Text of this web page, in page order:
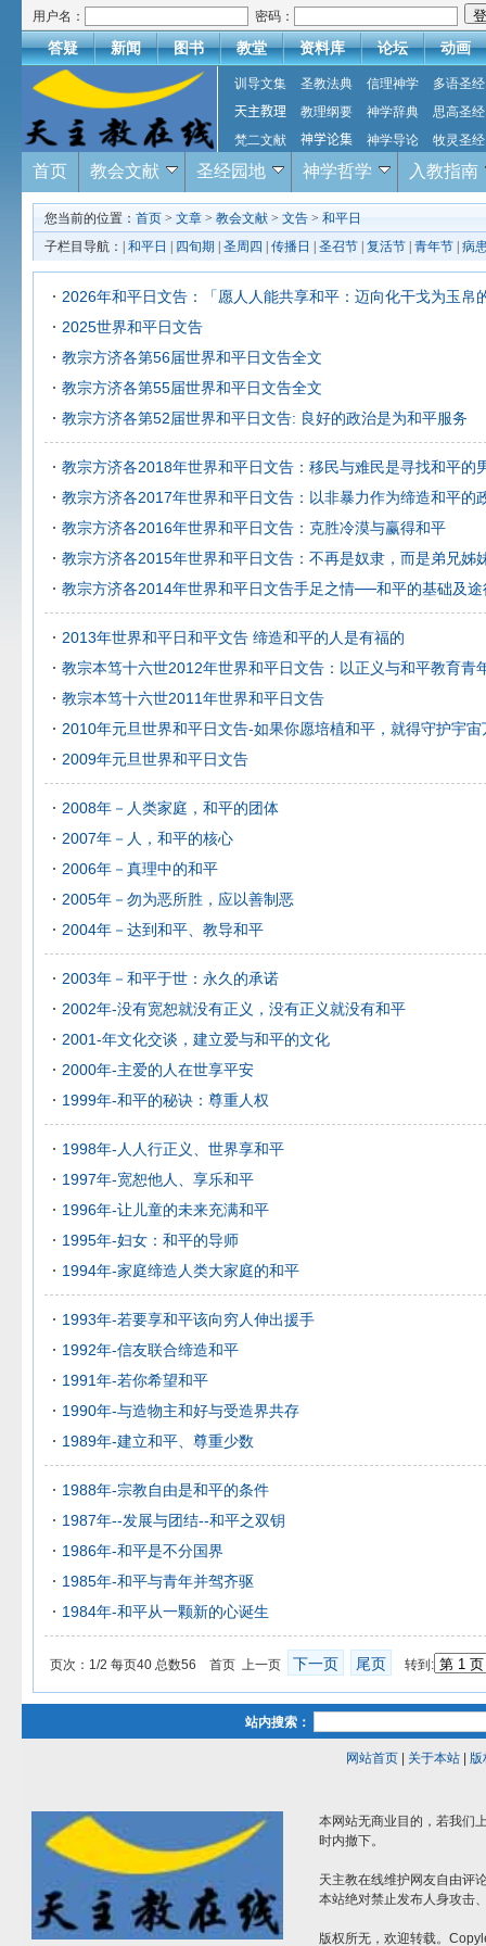
用户名： 密码：
答疑 新闻 图书 教堂 资料库 论坛 动画
训导文集 圣教法典 信理神学
多语圣经
天主教理
教理纲要 神学辞典
思高圣经
梵二文献
神学论集 神学导论 牧灵圣经
首页 教会文献 圣经园地 神学哲学 入教指南
您当前的位置： 首页 > 文章 > 教会文献 > 文告 > 和平日
子栏目导航：| 和平日 四旬期 圣周四 传播日 圣召节 复活节 青年节 病
2026年和平日文告：「愿人人能共享和平：迈向化干戈为玉帛
2025世界和平日文告
教宗方济各第56届世界和平日文告全文
教宗方济各第55届世界和平日文告全文
教宗方济各第52届世界和平日文告: 良好的政治是为和平服务
教宗方济各2018年世界和平日文告：移民与难民是寻找和平的
教宗方济各2017年世界和平日文告：以非暴力作为缔造和平的
教宗方济各2016年世界和平日文告：克胜冷漠与赢得和平
教宗方济各2015年世界和平日文告：不再是奴隶，而是弟兄姊
教宗方济各2014年世界和平日文告手足之情──和平的基础及途
2013年世界和平日和平文告 缔造和平的人是有福的
教宗本笃十六世2012年世界和平日文告：以正义与和平教育青
教宗本笃十六世2011年世界和平日文告
2010年元旦世界和平日文告-如果你愿培植和平，就得守护宇宙
2009年元旦世界和平日文告
2008年－人类家庭，和平的团体
2007年－人，和平的核心
2006年－真理中的和平
2005年－勿为恶所胜，应以善制恶
2004年－达到和平、教导和平
2003年－和平于世：永久的承诺
2002年-没有宽恕就没有正义，没有正义就没有和平
2001-年文化交谈，建立爱与和平的文化
2000年-主爱的人在世享平安
1999年-和平的秘诀：尊重人权
1998年-人人行正义、世界享和平
1997年-宽恕他人、享乐和平
1996年-让儿童的未来充满和平
1995年-妇女：和平的导师
1994年-家庭缔造人类大家庭的和平
1993年-若要享和平该向穷人伸出援手
1992年-信友联合缔造和平
1991年-若你希望和平
1990年-与造物主和好与受造界共存
1989年-建立和平、尊重少数
1988年-宗教自由是和平的条件
1987年--发展与团结--和平之双钥
1986年-和平是不分国界
1985年-和平与青年并驾齐驱
1984年-和平从一颗新的心诞生
页次：1/2 每页40 总数56 首页 上一页 下一页 尾页 转到:
站内搜索：
网站首页| 关于本站| 版
本网站无商业目的，若我们
时内撤下。
天主教在线维护网友自由评
本站绝对禁止发布人身攻击
版权所无，欢迎转载。